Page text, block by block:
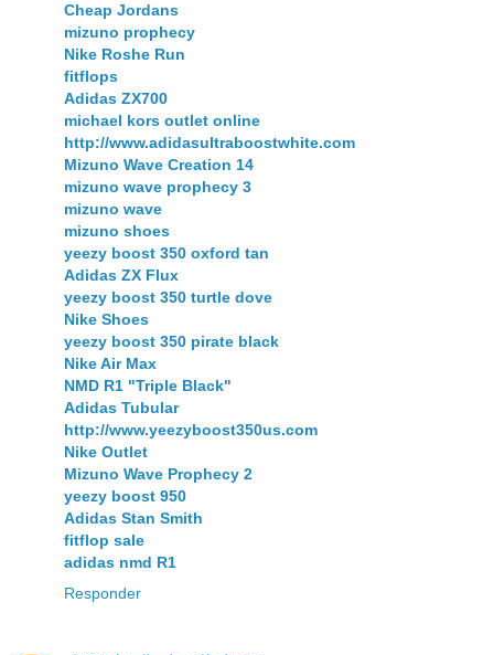
Cheap Jordans
mizuno prophecy
Nike Roshe Run
fitflops
Adidas ZX700
michael kors outlet online
http://www.adidasultraboostwhite.com
Mizuno Wave Creation 14
mizuno wave prophecy 3
mizuno wave
mizuno shoes
yeezy boost 350 oxford tan
Adidas ZX Flux
yeezy boost 350 turtle dove
Nike Shoes
yeezy boost 350 pirate black
Nike Air Max
NMD R1 "Triple Black"
Adidas Tubular
http://www.yeezyboost350us.com
Nike Outlet
Mizuno Wave Prophecy 2
yeezy boost 950
Adidas Stan Smith
fitflop sale
adidas nmd R1
Responder